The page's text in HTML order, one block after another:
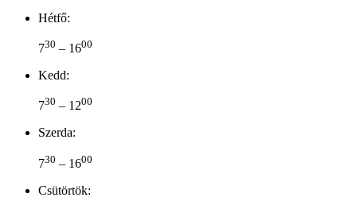
Hétfő:
730 – 1600
Kedd:
730 – 1200
Szerda:
730 – 1600
Csütörtök: